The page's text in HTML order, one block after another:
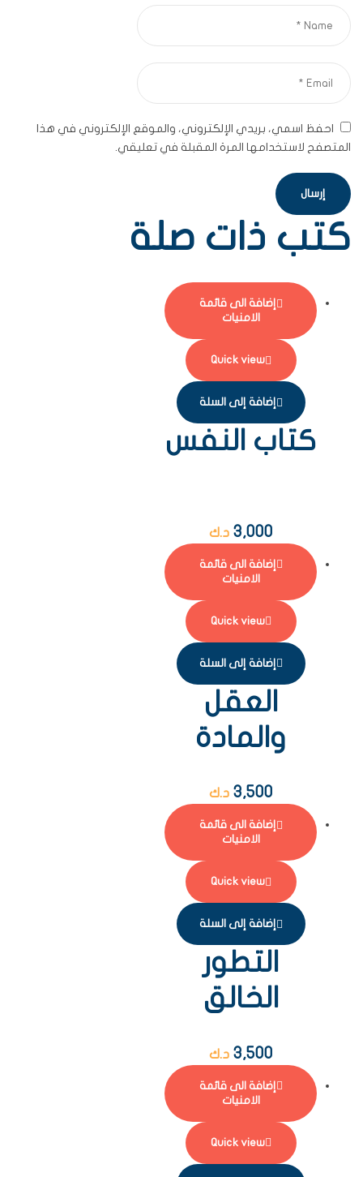
احفظ اسمي، بريدي الإلكتروني، والموقع الإلكتروني في هذا
المتصفح لاستخدامها المرة المقبلة في تعليقي.
كتب ذات صلة
إضافة الى قائمة
الامنيات
Quick view
إضافة إلى السلة
كتاب النفس
3,000 د.ك
إضافة الى قائمة
الامنيات
Quick view
إضافة إلى السلة
العقل
والمادة
3,500 د.ك
إضافة الى قائمة
الامنيات
Quick view
إضافة إلى السلة
التطور
الخالق
3,500 د.ك
إضافة الى قائمة
الامنيات
Quick view